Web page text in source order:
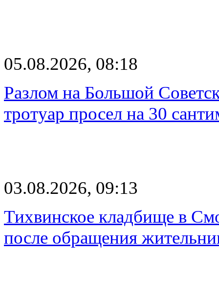
05.08.2026, 08:18
Разлом на Большой
тротуар просел на 30
03.08.2026, 09:13
Тихвинское кладбище в
после обращения